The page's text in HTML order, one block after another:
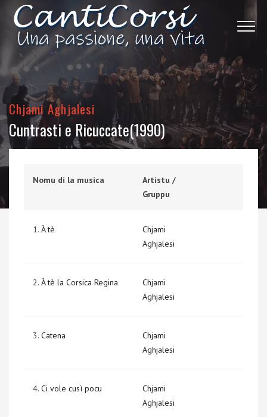
Chjami Aghjalesi
Cuntrasti e Ricuccate(1990)
Nomu di la musica
Artistu /
Gruppu
1. À tè
Chjami
Aghjalesi
2. À tè la Corsica Regina
Chjami
Aghjalesi
3. Catena
Chjami
Aghjalesi
4. Ci vole cusì pocu
Chjami
Aghjalesi